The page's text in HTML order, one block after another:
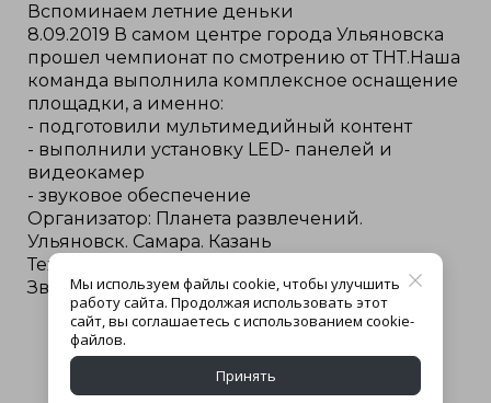
Вспоминаем летние деньки
8.09.2019 В самом центре города Ульяновска
прошел чемпионат по смотрению от ТНТ.Наша
команда выполнила комплексное оснащение
площадки, а именно:
- подготовили мультимедийный контент
- выполнили установку LED- панелей и
видеокамер
- звуковое обеспечение
Организатор: Планета развлечений.
Ульяновск. Самара. Казань
Техническое обеспечение: Show System
Звук\Свет\Проектор\Экран\Ульяновск
Мы используем файлы cookie, чтобы улучшить
работу сайта. Продолжая использовать этот
сайт, вы соглашаетесь с использованием cookie-
файлов.
Принять